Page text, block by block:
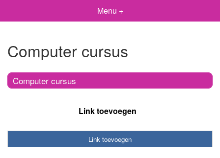
Menu +
Computer cursus
Computer cursus
Link toevoegen
Link toevoegen